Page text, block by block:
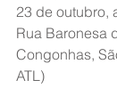
23 de outubro,
Rua Baronesa
Congonhas,
ATL)